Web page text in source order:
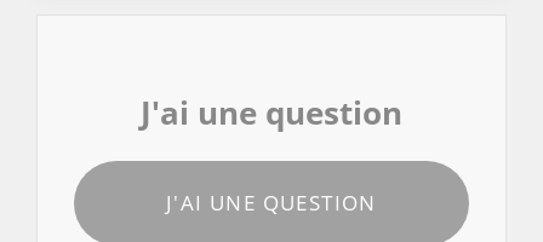
J'ai une question
J'AI UNE QUESTION